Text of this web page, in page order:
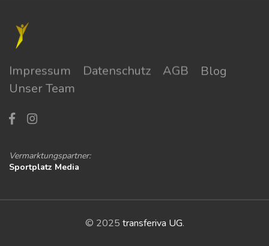
Impressum Datenschutz AGB
Blog
Unser Team
Vermarktungspartner:
Sportplatz Media
© 2025 transferiva UG.